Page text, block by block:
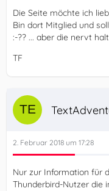
Die Seite möchte ich
Bin dort Mitglied und
:-?? ... aber die nervt
TF
2. Februar 2018 um 17:28
Nur zur Information für
Thunderbird-Nutzer die